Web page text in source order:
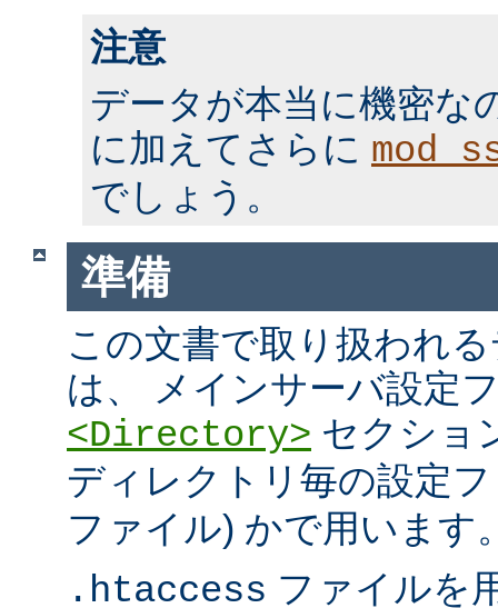
注意
データが本当に機密な
に加えてさらに
でしょう。
準備
この文書で取り扱われ
は、 メインサーバ設定
<Directory> セクショ
ディレクトリ毎の設定
ファイル) かで用います
.htaccess ファイルを